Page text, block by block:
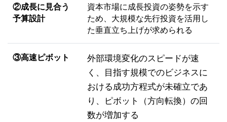
②成長に見合う
予算設計
資本市場に成長投資の姿勢を示す
ため、大規模な先行投資を活用し
た垂直立ち上げが求められる
③高速ピボット
外部環境変化のスピードが速
く、目指す規模でのビジネスに
おける成功方程式が未確立であ
り、ピボット（方向転換）の回
数が増加する